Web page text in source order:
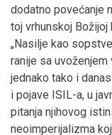
dodatno povećanje
toj vrhunskoj Božijoj
„Nasilje kao
ranije sa
jednako tako i
i pojave ISIL-a, u
pitanja njihovog
neoimperijalizma